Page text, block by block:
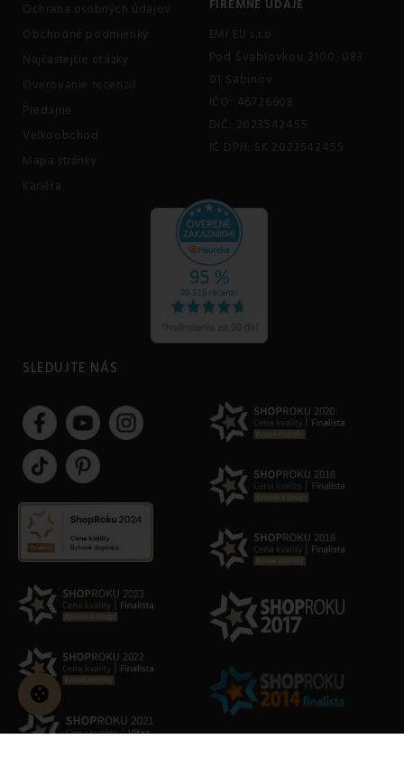
Ochrana osobných údajov
Obchodné podmienky
Najčastejšie otázky
Overovanie recenzií
Predajne
Veľkoobchod
Mapa stránky
Kariéra
FIREMNÉ ÚDAJE
EMI EU s.r.o.
Pod Švabľovkou 2100, 083
01 Sabinov
IČO: 46726608
DIČ: 2023542455
IČ DPH: SK 2023542455
SLEDUJTE NÁS